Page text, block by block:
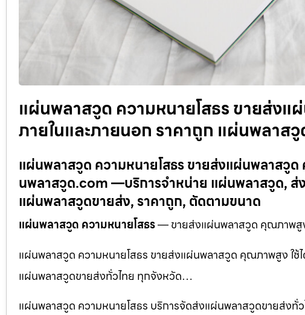
แผ่นพลาสวูด ความหนายโสธร ขายส่ง
ภายในและภายนอก ราคาถูก แผ่นพลาส
แผ่นพลาสวูด ความหนายโสธร ขายส่งแผ่นพลาสวู
นพลาสวูด.com —บริการจำหน่าย แผ่นพลาสวูด, ส่
แผ่นพลาสวูดขายส่ง, ราคาถูก, ตัดตามขนาด
แผ่นพลาสวูด ความหนายโสธร— ขายส่งแผ่นพลาสวูด คุณภาพสูง
แผ่นพลาสวูด ความหนายโสธร ขายส่งแผ่นพลาสวูด คุณภาพสูง ใ
แผ่นพลาสวูดขายส่งทั่วไทย ทุกจังหวัด…
แผ่นพลาสวูด ความหนายโสธร บริการจัดส่งแผ่นพลาสวูดขายส่งทั่